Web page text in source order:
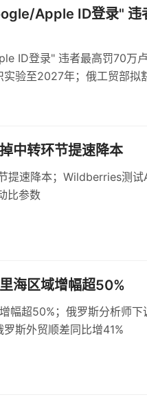
Apple ID登录" 违
ID登录" 违者最高罚70万
验至2027年；俄工贸部拟
中转环节提速降本
提速降本；Wildberries测试
比参数
海区域增幅超50%
幅超50%；俄罗斯分析师下
斯外贸顺差同比增41%